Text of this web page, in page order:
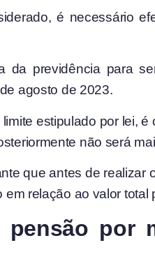
é necessário
da previdência para
agosto de 2023.
estipulado por lei,
não será
que antes de
relação ao valor
por